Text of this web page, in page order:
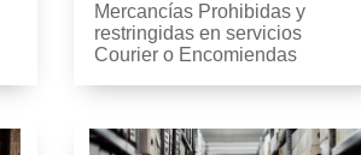
Mercancías Prohibidas y
restringidas en servicios
Courier o Encomiendas